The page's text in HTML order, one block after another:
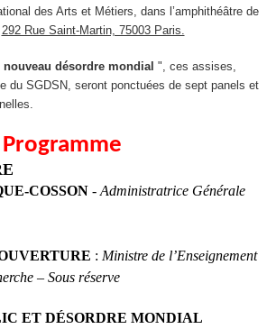
des Arts et Métiers, dans l’amphithéâtre de
292 Rue Saint-Martin, 75003 Paris.
nouveau désordre mondial ", ces assises,
du SGDSN, seront ponctuées de sept panels et
Programme
COSSON- Administratrice Générale
: Ministre de l’Enseignement
– Sous réserve
ET DÉSORDRE MONDIAL